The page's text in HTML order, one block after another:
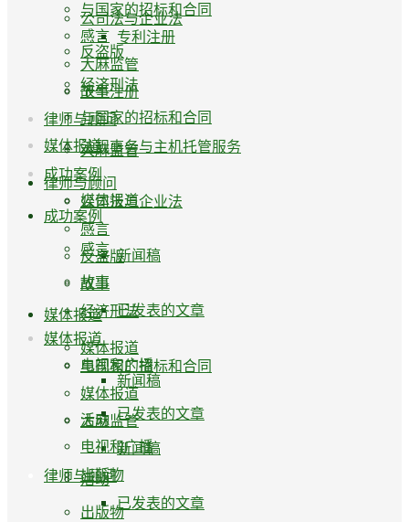
感言
故事
媒体报道
媒体报道
新闻稿
已发表的文章
电视和广播
活动
出版物
与国家的招标和合同
大麻监管
律师与顾问
成功案例
感言
故事
媒体报道
媒体报道
新闻稿
已发表的文章
专利注册
卫生注册
法规事务与主机托管服务
公司法与企业法
反盗版
经济刑法
与国家的招标和合同
大麻监管
律师与顾问
公司法与企业法
反盗版
经济刑法
与国家的招标和合同
大麻监管
律师与顾问
成功案例
感言
故事
媒体报道
媒体报道
新闻稿
已发表的文章
电视和广播
活动
出版物